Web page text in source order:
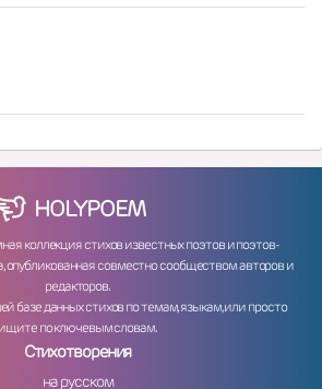
HOLYPOEM
коллекция стихов известных поэтов и поэтов-
опубликованная совместно сообществом авторов и
редакторов.
базе данных стихов по темам, языкам, или просто
ищите по ключевым словам.
Стихотворения
на русском